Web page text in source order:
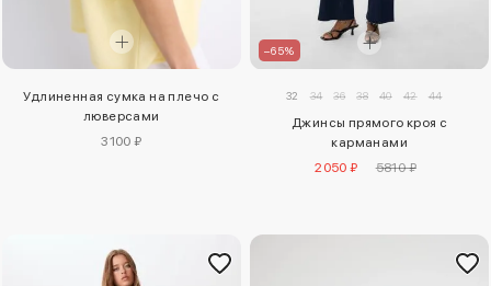
Удлиненная сумка на плечо с
люверсами
3100 ₽
–65%
32 34 36 38 40 42 44
Джинсы прямого кроя с
карманами
2050 ₽
5810 ₽